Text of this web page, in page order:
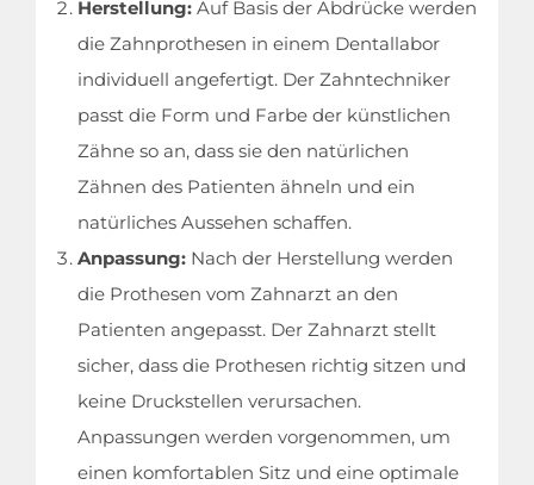
Herstellung: Auf Basis der Abdrücke werden
die Zahnprothesen in einem Dentallabor
individuell angefertigt. Der Zahntechniker
passt die Form und Farbe der künstlichen
Zähne so an, dass sie den natürlichen
Zähnen des Patienten ähneln und ein
natürliches Aussehen schaffen.
Anpassung: Nach der Herstellung werden
die Prothesen vom Zahnarzt an den
Patienten angepasst. Der Zahnarzt stellt
sicher, dass die Prothesen richtig sitzen und
keine Druckstellen verursachen.
Anpassungen werden vorgenommen, um
einen komfortablen Sitz und eine optimale
Startseite
Medizinische Behandlungen
Kliniken & Ärzte